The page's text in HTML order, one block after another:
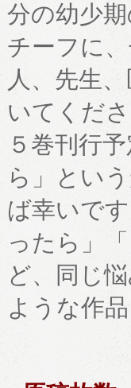
分の幼少
チーフに
人、先生
いてくだ
５巻刊行
ら」とい
ば幸いで
ったら」
ど、同じ
ような作